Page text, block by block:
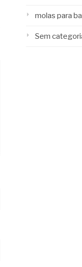
molas para
Sem